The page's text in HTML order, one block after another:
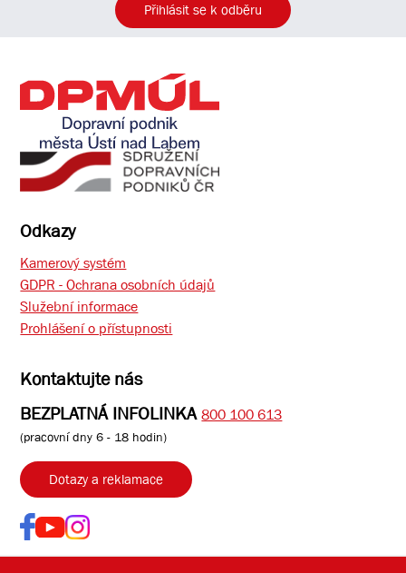
Přihlásit se k odběru
Odkazy
Kamerový systém
GDPR - Ochrana osobních údajů
Služební informace
Prohlášení o přístupnosti
Kontaktujte nás
BEZPLATNÁ INFOLINKA 800 100 613
(pracovní dny 6 - 18 hodin)
Dotazy a reklamace